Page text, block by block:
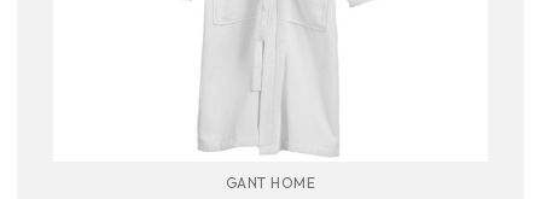
GANT HOME